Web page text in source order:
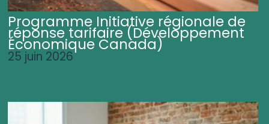
Programme Initiative régionale de
réponse tarifaire (Développement
Économique Canada)
25 juin 2026